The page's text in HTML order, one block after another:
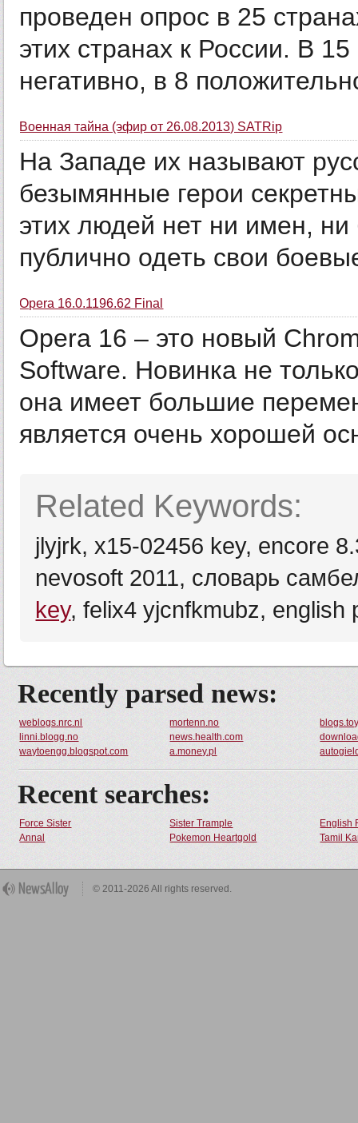
проведен опрос в 25
этих странах к России. В
негативно, в 8
Военная тайна (эфир от 26.08.2013) SATRip
На Западе их называют
безымянные герои
этих людей нет ни имен, ни
публично одеть свои
Opera 16.0.1196.62 Final
Opera 16 – это новый
Software. Новинка не
она имеет большие
является очень хорошей
Related Keywords:
jlyjrk, x15-02456 key, encore
nevosoft 2011, словарь
key, felix4 yjcnfkmubz, english
Recently parsed news:
weblogs.nrc.nl mortenn.no
linni.blogg.no
news.health.com
waytoengg.blogspot.com
a.money.pl
Recent searches:
Force Sister Sister Trample
English
Annal
Pokemon Heartgold Tamil
© 2011-2026 All rights reserved.